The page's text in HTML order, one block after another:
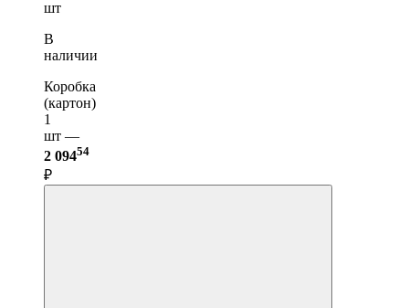
шт
В
наличии
Коробка
(картон)
1
шт —
2 09454
₽